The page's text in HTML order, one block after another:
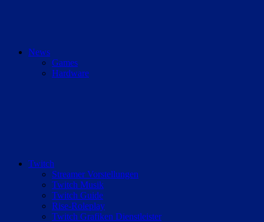
News
Games
Hardware
Twitch
Streamer Vorstellungen
Twitch Musik
Twitch Guide
Rise-Roleplay
Twitch Grafiken Dienstleister